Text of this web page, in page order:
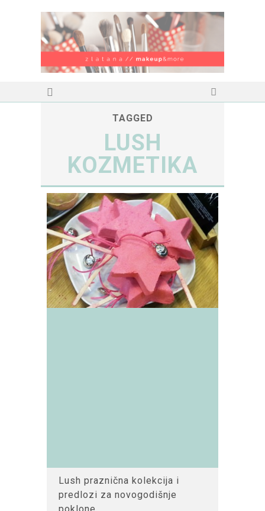
TAGGED
LUSH
KOZMETIKA
Lush praznična kolekcija i
predlozi za novogodišnje
poklone